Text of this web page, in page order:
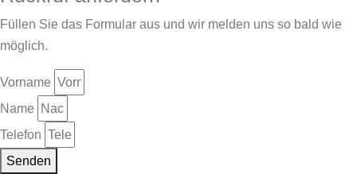
Füllen Sie das Formular aus und wir melden uns so bald wie
möglich.
Vorname
Name
Telefon
Senden